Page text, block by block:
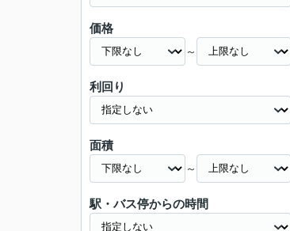
価格
～
利回り
面積
～
駅・バス停からの時間